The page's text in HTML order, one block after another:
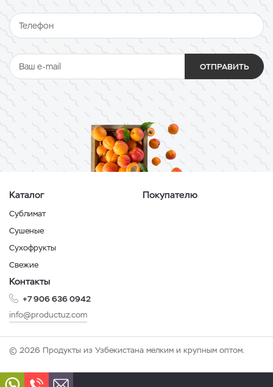
ОТПРАВИТЬ
Каталог
Сублимат
Сушеные
Сухофрукты
Свежие
Покупателю
Контакты
+7 906 636 0942
info@productuz.com
© 2026 Продукты из Узбекистана мелким и крупным оптом.